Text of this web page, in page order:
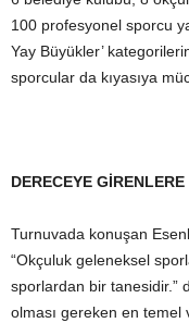
100 profesyonel sporcu
Yay Büyükler’
sporcular da kıyasıya
DERECEYE
Turnuvada konuşan
“Okçuluk geleneksel
sporlardan bir tanesidir.”
olması gereken en temel